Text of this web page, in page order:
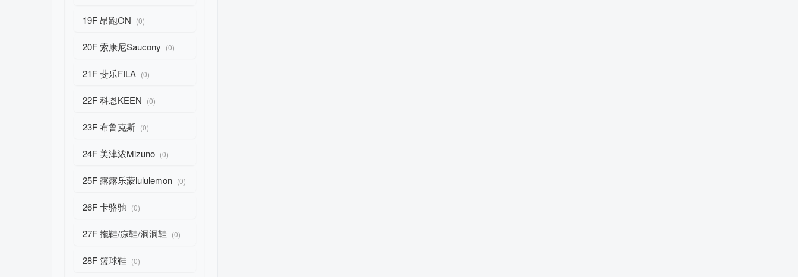
19F 昂跑ON (0)
20F 索康尼Saucony (0)
21F 斐乐FILA (0)
22F 科恩KEEN (0)
23F 布鲁克斯 (0)
24F 美津浓Mizuno (0)
25F 露露乐蒙lululemon (0)
26F 卡骆驰 (0)
27F 拖鞋/凉鞋/洞洞鞋 (0)
28F 篮球鞋 (0)